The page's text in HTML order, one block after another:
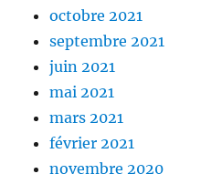
octobre 2021
septembre 2021
juin 2021
mai 2021
mars 2021
février 2021
novembre 2020